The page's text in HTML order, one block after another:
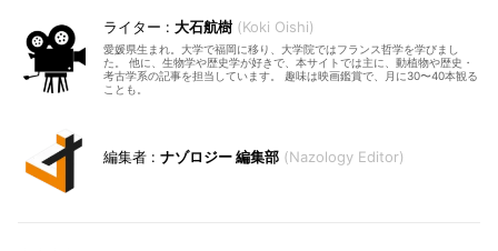
大石航樹 Koki Oishi
愛媛県生まれ。大学で福岡に移り、大学院ではフランス哲学を学びまし
た。 他に、生物学や歴史学が好きで、本サイトでは主に、動植物や歴史・
考古学系の記事を担当しています。 趣味は映画鑑賞で、月に30〜40本観る
ことも。
ナゾロジー 編集部 Nazology Editor